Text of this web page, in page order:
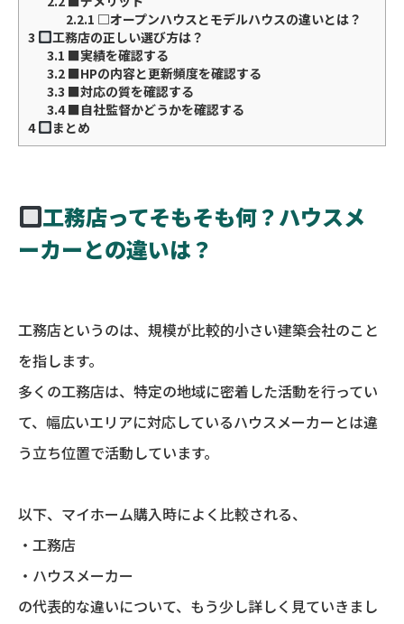
2.2.1 □オープンハウスとモデルハウスの違いとは？
3
工務店の正しい選び方は？
3.1 ■実績を確認する
3.2 ■HPの内容と更新頻度を確認する
3.3 ■対応の質を確認する
3.4■自社監督かどうかを確認する
4
まとめ
工務店ってそもそも何？ハウスメ
ーカーとの違いは？
工務店というのは、規模が比較的小さい建築会社のこと
を指します。
多くの工務店は、特定の地域に密着した活動を行ってい
て、幅広いエリアに対応しているハウスメーカーとは違
う立ち位置で活動しています。
以下、マイホーム購入時によく比較される、
・工務店
・ハウスメーカー
の代表的な違いについて、もう少し詳しく見ていきまし